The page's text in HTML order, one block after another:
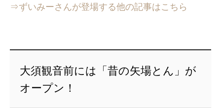
⇒ずいみーさんが登場する他の記事はこちら
大須観音前には「昔の矢場とん」が
オープン！